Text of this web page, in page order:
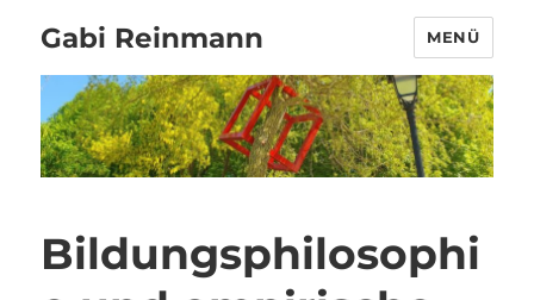
Gabi Reinmann MENÜ
Bildungsphilosophi